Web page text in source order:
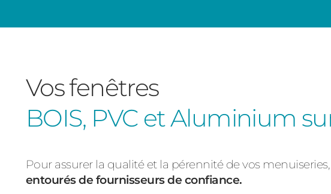
Vos fenêtres
BOIS, PVC et Aluminium
Pour assurer la qualité et la pérennité de vos menuiseries,
entourés de fournisseurs de confiance.